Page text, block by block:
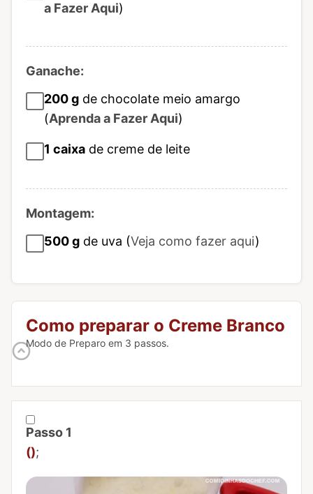
a Fazer Aqui)
Ganache:
200g de chocolate meio amargo
(Aprenda a Fazer Aqui)
1 caixa de creme de leite
Montagem:
500g de uva (Veja como fazer aqui)
Como preparar o Creme Branco
Modo de Preparo em 3 passos.
Passo 1
Marcar Passo 1 como concluído
();